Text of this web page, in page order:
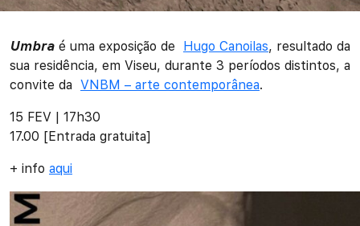
Umbra é uma exposição de Hugo Canoilas, resultado da
sua residência, em Viseu, durante 3 períodos distintos, a
convite da VNBM – arte contemporânea.
15 FEV | 17h30
17.00 [Entrada gratuita]
+ info aqui